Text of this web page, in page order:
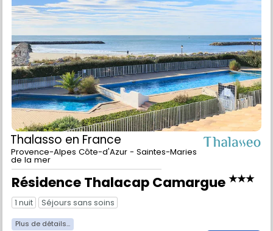
Thalassoen France
Provence-Alpes Côte-d'Azur - Saintes-Maries
de la mer
Résidence Thalacap Camargue
1 nuit Séjours sans soins